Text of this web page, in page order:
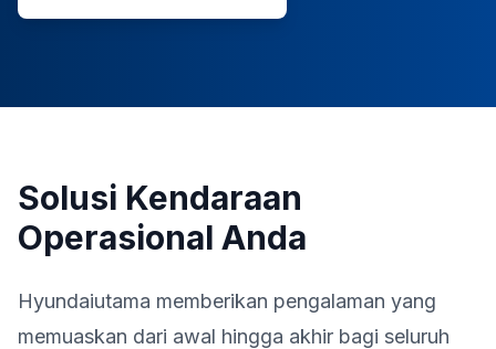
Solusi Kendaraan
Operasional Anda
Hyundaiutama memberikan pengalaman yang
memuaskan dari awal hingga akhir bagi seluruh